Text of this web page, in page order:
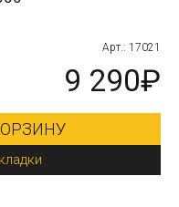
Арт.: 17021
9 290₽